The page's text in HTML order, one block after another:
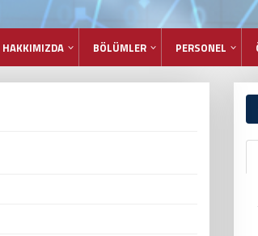
HAKKIMIZDA BÖLÜMLER PERSONEL